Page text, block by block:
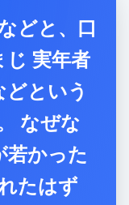
どと、口
実年者
という
なぜな
若かった
たはず